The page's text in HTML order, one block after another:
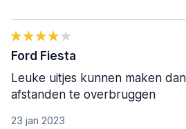
23 jan 2023
Ford Fiesta
Leuke uitjes kunnen maken
afstanden te overbruggen